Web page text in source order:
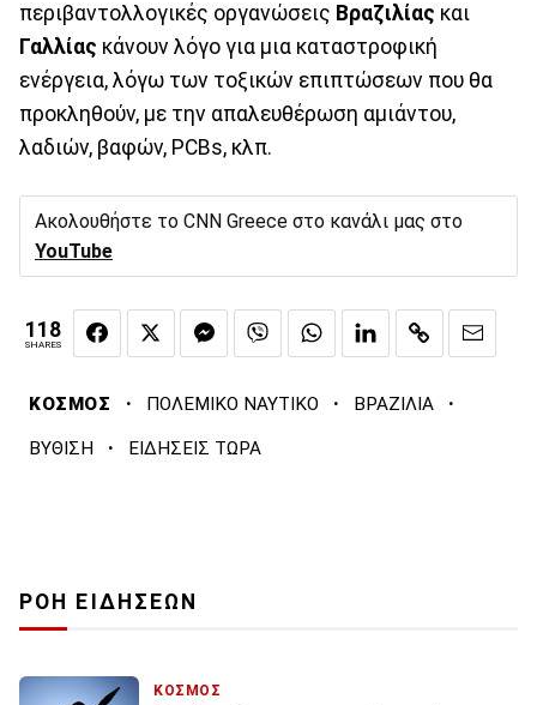
περιβαντολλογικές οργανώσεις Βραζιλίας και
Γαλλίας κάνουν λόγο για μια καταστροφική
ενέργεια, λόγω των τοξικών επιπτώσεων που θα
προκληθούν, με την απαλευθέρωση αμιάντου,
λαδιών, βαφών, PCBs, κλπ.
Ακολουθήστε το CNN Greece στο κανάλι μας στο
YouTube
118
SHARES
ΚΟΣΜΟΣ · ΠΟΛΕΜΙΚΟ ΝΑΥΤΙΚΟ · ΒΡΑΖΙΛΙΑ ·
ΒΥΘΙΣΗ · ΕΙΔΗΣΕΙΣ ΤΩΡΑ
ΡΟΗ ΕΙΔΗΣΕΩΝ
ΚΟΣΜΟΣ